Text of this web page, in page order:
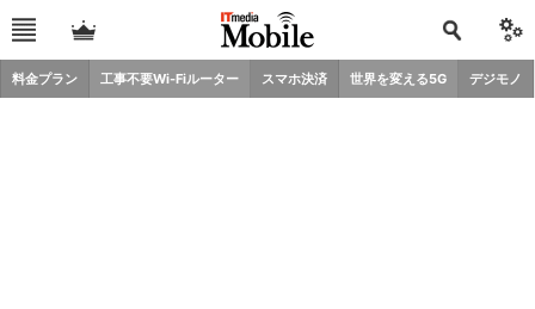
料金プラン 工事不要Wi-Fiルーター スマホ決済 世界を変える5G デジモノ